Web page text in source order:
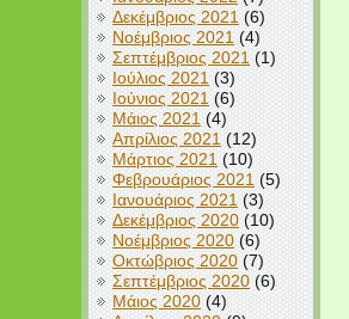
Δεκέμβριος 2021 (6)
Νοέμβριος 2021 (4)
Σεπτέμβριος 2021 (1)
Ιούλιος 2021 (3)
Ιούνιος 2021 (6)
Μάιος 2021 (4)
Απρίλιος 2021 (12)
Μάρτιος 2021 (10)
Φεβρουάριος 2021 (5)
Ιανουάριος 2021 (3)
Δεκέμβριος 2020 (10)
Νοέμβριος 2020 (6)
Οκτώβριος 2020 (7)
Σεπτέμβριος 2020 (6)
Μάιος 2020 (4)